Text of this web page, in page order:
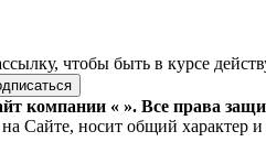
чтобы быть в курсе
компании « ». Все права
Сайте, носит общий характер